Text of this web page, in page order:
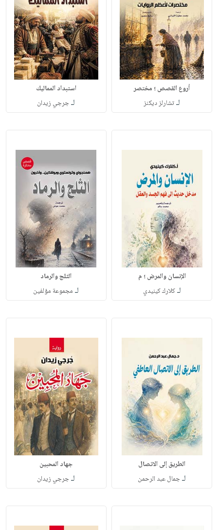
أروع القصص ؛ مختصر
لـتشارلز ديكنز
استبداد المماليك
لـجرجي زيدان
الإنسان والمرض ؛ م
لـكلارك كينيدي
الثلج والرماد
لـ مجموعة مؤلفين
الطريق إلى الاتصال
لـجمال عبد الرحمن
جهاد المحبين
لـجرجي زيدان